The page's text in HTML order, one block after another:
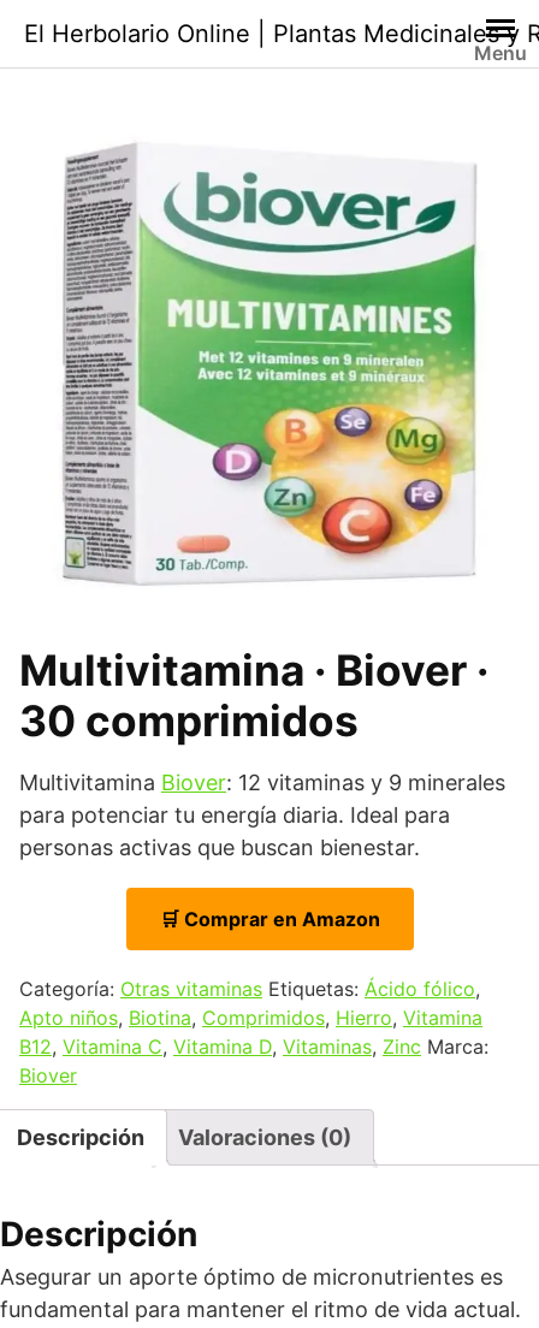
contenido
El Herbolario Online | Plantas Medicinales y
Menu
Multivitamina · Biover ·
30 comprimidos
Multivitamina Biover: 12 vitaminas y 9 minerales
para potenciar tu energía diaria. Ideal para
personas activas que buscan bienestar.
🛒 Comprar en Amazon
Categoría: Otras vitaminas Etiquetas: Ácido fólico,
Apto niños, Biotina, Comprimidos, Hierro, Vitamina
B12, Vitamina C, Vitamina D, Vitaminas, Zinc Marca:
Biover
Descripción Valoraciones (0)
Descripción
Asegurar un aporte óptimo de micronutrientes es
fundamental para mantener el ritmo de vida actual.